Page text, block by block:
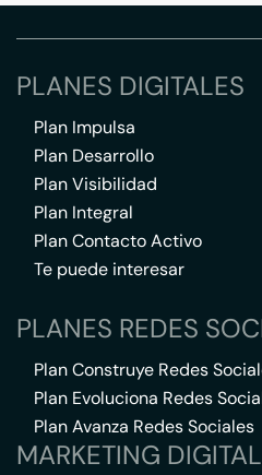
PLANES DIGITALES
Plan Impulsa
Plan Desarrollo
Plan Visibilidad
Plan Integral
Plan Contacto Activo
Te puede interesar
PLANES REDES
Plan Construye Redes
Plan Evoluciona Redes
Plan Avanza Redes Sociales
MARKETING DIGITAL